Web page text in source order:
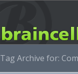
Tag Archive for: